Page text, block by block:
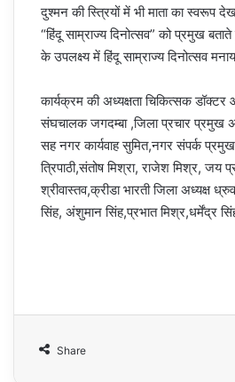
दुश्मन की स्त्रियों में भी माता का स्वरूप
“हिंदू साम्राज्य दिनोत्सव” को प्रमुख
के उपलक्ष्य में हिंदू साम्राज्य दिनोत्सव
कार्यक्रम की अध्यक्षता चिकित्सक
संघचालक जगदम्बा ,जिला प्रचार प्रमुख
सह नगर कार्यवाह सुमित,नगर संपर्क
त्रिपाठी,संतोष मिश्रा, राजेश मिश्र, जय
श्रीवास्तव,क्रीडा भारती जिला अध्यक्ष
सिंह, अंशुमान सिंह,प्रभात मिश्र,धर्मेंद्र
Share